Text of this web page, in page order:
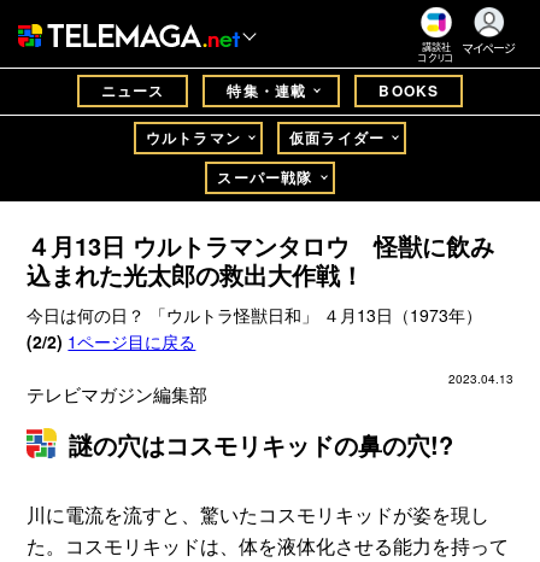
講談社
コクリコ
マイページ
ニュース 特集・連載 BOOKS
ウルトラマン
仮面ライダー
スーパー戦隊
４月13日 ウルトラマンタロウ 怪獣に飲み
込まれた光太郎の救出大作戦！
今日は何の日？ 「ウルトラ怪獣日和」 ４月13日（1973年）
(2/2) 1ページ目に戻る
2023.04.13
テレビマガジン編集部
謎の穴はコスモリキッドの鼻の穴!?
川に電流を流すと、驚いたコスモリキッドが姿を現し
た。コスモリキッドは、体を液体化させる能力を持って